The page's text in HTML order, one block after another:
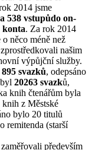
2014 jsme
538 vstupůdo on-
konta. Za rok 2014
o něco méně než
našim
výpůjční služby.
895 svazků, odepsáno
20263 svazků,
knih čtenářům byla
z Městské
bylo 20 titulů
remitenda (starší
především